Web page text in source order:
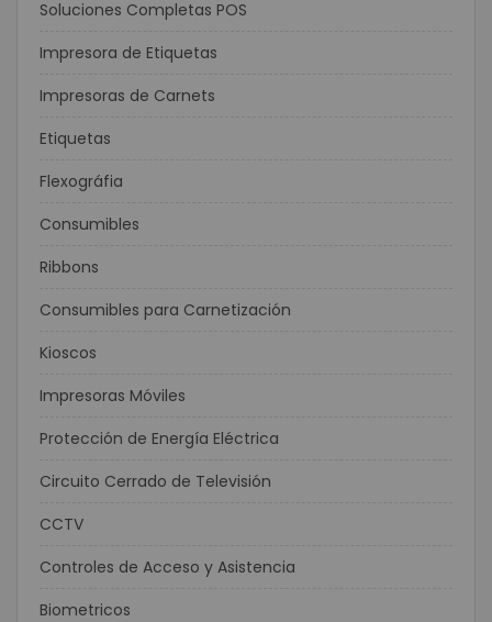
Soluciones Completas POS
Impresora de Etiquetas
Impresoras de Carnets
Etiquetas
Flexográfia
Consumibles
Ribbons
Consumibles para Carnetización
Kioscos
Impresoras Móviles
Protección de Energía Eléctrica
Circuito Cerrado de Televisión
CCTV
Controles de Acceso y Asistencia
Biometricos